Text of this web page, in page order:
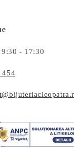
- 17:30
454